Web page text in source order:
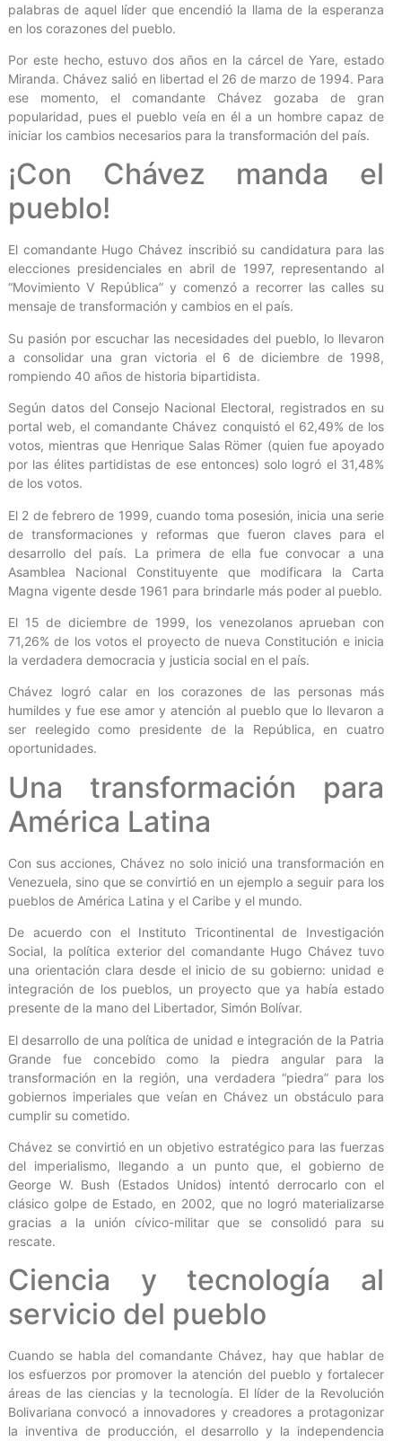
palabras de aquel líder que encendió la llama de la esperanza
en los corazones del pueblo.
Por este hecho, estuvo dos años en la cárcel de Yare, estado
Miranda. Chávez salió en libertad el 26 de marzo de 1994. Para
ese momento, el comandante Chávez gozaba de gran
popularidad, pues el pueblo veía en él a un hombre capaz de
iniciar los cambios necesarios para la transformación del país.
¡Con Chávez manda el
pueblo!
El comandante Hugo Chávez inscribió su candidatura para las
elecciones presidenciales en abril de 1997, representando al
“Movimiento V República” y comenzó a recorrer las calles su
mensaje de transformación y cambios en el país.
Su pasión por escuchar las necesidades del pueblo, lo llevaron
a consolidar una gran victoria el 6 de diciembre de 1998,
rompiendo 40 años de historia bipartidista.
Según datos del Consejo Nacional Electoral, registrados en su
portal web, el comandante Chávez conquistó el 62,49% de los
votos, mientras que Henrique Salas Römer (quien fue apoyado
por las élites partidistas de ese entonces) solo logró el 31,48%
de los votos.
El 2 de febrero de 1999, cuando toma posesión, inicia una serie
de transformaciones y reformas que fueron claves para el
desarrollo del país. La primera de ella fue convocar a una
Asamblea Nacional Constituyente que modificara la Carta
Magna vigente desde 1961 para brindarle más poder al pueblo.
El 15 de diciembre de 1999, los venezolanos aprueban con
71,26% de los votos el proyecto de nueva Constitución e inicia
la verdadera democracia y justicia social en el país.
Chávez logró calar en los corazones de las personas más
humildes y fue ese amor y atención al pueblo que lo llevaron a
ser reelegido como presidente de la República, en cuatro
oportunidades.
Una transformación para
América Latina
Con sus acciones, Chávez no solo inició una transformación en
Venezuela, sino que se convirtió en un ejemplo a seguir para los
pueblos de América Latina y el Caribe y el mundo.
De acuerdo con el Instituto Tricontinental de Investigación
Social, la política exterior del comandante Hugo Chávez tuvo
una orientación clara desde el inicio de su gobierno: unidad e
integración de los pueblos, un proyecto que ya había estado
presente de la mano del Libertador, Simón Bolívar.
El desarrollo de una política de unidad e integración de la Patria
Grande fue concebido como la piedra angular para la
transformación en la región, una verdadera “piedra” para los
gobiernos imperiales que veían en Chávez un obstáculo para
cumplir su cometido.
Chávez se convirtió en un objetivo estratégico para las fuerzas
del imperialismo, llegando a un punto que, el gobierno de
George W. Bush (Estados Unidos) intentó derrocarlo con el
clásico golpe de Estado, en 2002, que no logró materializarse
gracias a la unión cívico-militar que se consolidó para su
rescate.
Ciencia y tecnología al
servicio del pueblo
Cuando se habla del comandante Chávez, hay que hablar de
los esfuerzos por promover la atención del pueblo y fortalecer
áreas de las ciencias y la tecnología. El líder de la Revolución
Bolivariana convocó a innovadores y creadores a protagonizar
la inventiva de producción, el desarrollo y la independencia